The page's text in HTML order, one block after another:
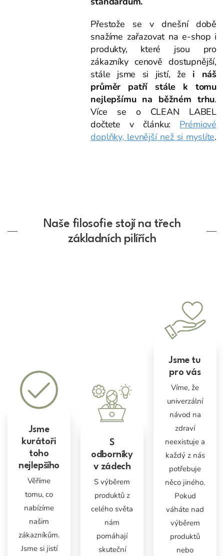
Přestože se v dnešní době
snažíme zařazovat na e-shop i
produkty, které jsou pro
zákazníky cenově dostupnější,
stále jsme si jistí, že i náš
průměr patří stále k tomu
nejlepšímu na běžném trhu.
Více se o CLEAN LABEL
dočtete v článku: Prémiové
doplňky, levnější než si myslíte.
Naše filosofie stojí na třech
základních pilířích
Jsme
kurátoři
toho
nejlepšího
Věříme
tomu, co
nabízíme
našim
zákazníkům.
Jsme si jistí
S
odborníky
v zádech
S výběrem
produktů z
celého světa
nám
pomáhají
skuteční
Jsme tu
pro vás
Víme, že
univerzální
návod na
zdraví
neexistuje a
každý z nás
potřebuje
něco jiného.
Pokud
váháte nad
výběrem
produktů
nebo